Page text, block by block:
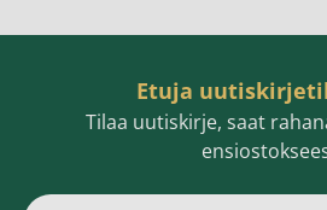
Etuja
Tilaa uutiskirje, saat